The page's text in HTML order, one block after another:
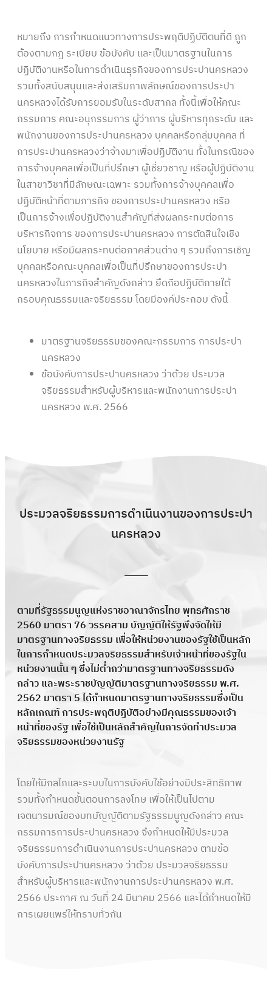
หมายถึง การกำหนดแนวทางการประพฤติปฏิบัติตนที่ดี ถูก
ต้องตามกฎ ระเบียบ ข้อบังคับ และเป็นมาตรฐานในการ
ปฏิบัติงานหรือในการดำเนินธุรกิจของการประปานครหลวง
รวมทั้งสนับสนุนและส่งเสริมภาพลักษณ์ของการประปา
นครหลวงได้รับการยอมรับในระดับสากล ทั้งนี้เพื่อให้คณะ
กรรมการ คณะอนุกรรมการ ผู้ว่าการ ผู้บริหารทุกระดับ และ
พนักงานของการประปานครหลวง บุคคลหรือกลุ่มบุคคล ที่
การประปานครหลวงว่าจ้างมาเพื่อปฏิบัติงาน ทั้งในกรณีของ
การจ้างบุคคลเพื่อเป็นที่ปรึกษา ผู้เชี่ยวชาญ หรือผู้ปฏิบัติงาน
ในสาขาวิชาที่มีลักษณะเฉพาะ รวมทั้งการจ้างบุคคลเพื่อ
ปฏิบัติหน้าที่ตามภารกิจ ของการประปานครหลวง หรือ
เป็นการจ้างเพื่อปฏิบัติงานสำคัญที่ส่งผลกระทบต่อการ
บริหารกิจการ ของการประปานครหลวง การตัดสินใจเชิง
นโยบาย หรือมีผลกระทบต่อภาคส่วนต่าง ๆ รวมถึงการเชิญ
บุคคลหรือคณะบุคคลเพื่อเป็นที่ปรึกษาของการประปา
นครหลวงในภารกิจสำคัญดังกล่าว ยึดถือปฏิบัติภายใต้
กรอบคุณธรรมและจริยธรรม โดยมีองค์ประกอบ ดังนี้
มาตรฐานจริยธรรมของคณะกรรมการ การประปา
นครหลวง
ข้อบังคับการประปานครหลวง ว่าด้วย ประมวล
จริยธรรมสำหรับผู้บริหารและพนักงานการประปา
นครหลวง พ.ศ. 2566
ประมวลจริยธรรมการดำเนินงานของการประปา
นครหลวง
ตามที่รัฐธรรมนูญแห่งราชอาณาจักรไทย พุทธศักราช
2560 มาตรา 76 วรรคสาม บัญญัติให้รัฐพึงจัดให้มี
มาตรฐานทางจริยธรรม เพื่อให้หน่วยงานของรัฐใช้เป็นหลัก
ในการกำหนดประมวลจริยธรรมสำหรับเจ้าหน้าที่ของรัฐใน
หน่วยงานนั้น ๆ ซึ่งไม่ต่ำกว่ามาตรฐานทางจริยธรรมดัง
กล่าว และพระราชบัญญัติมาตรฐานทางจริยธรรม พ.ศ.
2562 มาตรา 5 ได้กำหนดมาตรฐานทางจริยธรรมซึ่งเป็น
หลักเกณฑ์ การประพฤติปฏิบัติอย่างมีคุณธรรมของเจ้า
หน้าที่ของรัฐ เพื่อใช้เป็นหลักสำคัญในการจัดทำประมวล
จริยธรรมของหน่วยงานรัฐ
โดยให้มีกลไกและระบบในการบังคับใช้อย่างมีประสิทธิภาพ
รวมทั้งกำหนดขั้นตอนการลงโทษ เพื่อให้เป็นไปตาม
เจตนารมณ์ของบทบัญญัติตามรัฐธรรมนูญดังกล่าว คณะ
กรรมการการประปานครหลวง จึงกำหนดให้มีประมวล
จริยธรรมการดำเนินงานการประปานครหลวง ตามข้อ
บังคับการประปานครหลวง ว่าด้วย ประมวลจริยธรรม
สำหรับผู้บริหารและพนักงานการประปานครหลวง พ.ศ.
2566 ประกาศ ณ วันที่ 24 มีนาคม 2566 และได้กำหนดให้มี
การเผยแพร่ให้ทราบทั่วกัน